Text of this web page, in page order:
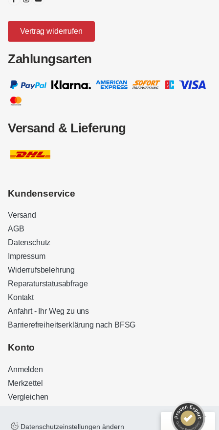
Vertrag widerrufen
Zahlungsarten
Versand & Lieferung
Kundenservice
Versand
AGB
Datenschutz
Impressum
Widerrufsbelehrung
Reparaturstatusabfrage
Kontakt
Anfahrt - Ihr Weg zu uns
Barrierefreiheitserklärung nach BFSG
Konto
Anmelden
Merkzettel
Vergleichen
Datenschutzeinstellungen ändern
Kundenbewertungen und Erfahrungen zu
32
Bewertungen auf
ProvenExpert.com